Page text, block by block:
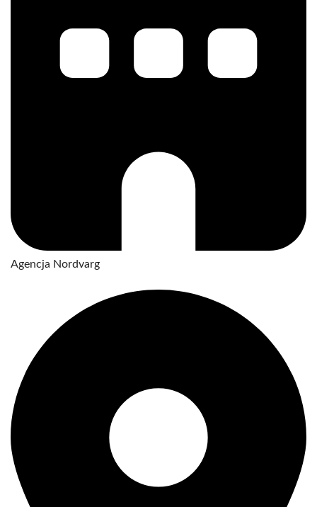
Agencja Nordvarg